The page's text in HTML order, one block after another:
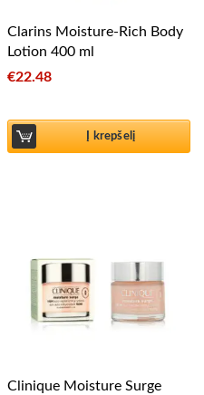
Clarins Moisture-Rich Body
Lotion 400 ml
€22.48
Į krepšelį
Clinique Moisture Surge